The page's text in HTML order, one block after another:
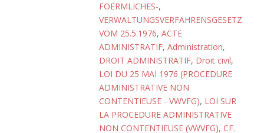
FOERMLICHES-,
VERWALTUNGSVERFAHRENSGESETZ
VOM 25.5.1976, ACTE
ADMINISTRATIF, Administration,
DROIT ADMINISTRATIF, Droit civil,
LOI DU 25 MAI 1976 (PROCEDURE
ADMINISTRATIVE NON
CONTENTIEUSE - VWVFG), LOI SUR
LA PROCEDURE ADMINISTRATIVE
NON CONTENTIEUSE (VWVFG), CF.